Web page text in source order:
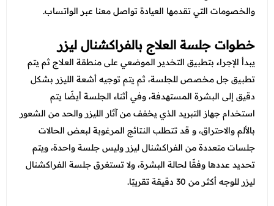
والخصومات التي تقدمها العيادة تواصل معنا عبر الواتساب.
خطوات جلسة العلاج بالفراكشنال ليزر
يبدأ الإجراء بتطبيق التخدير الموضعي على منطقة العلاج ثم يتم
تطبيق جل مخصص للجلسة، ثم يتم توجيه أشعة الليزر بشكل
دقيق إلى البشرة المستهدفة، وفي أثناء الجلسة أيضًا يتم
استخدام جهاز التبريد الذي يخفف من آثار الليزر والحد من الشعور
بالألم والاحتراق، و قد تتطلب النتائج المرغوبة لبعض الحالات
جلسات متعددة من الفراكشنال ليزر وليس جلسة واحدة، ويتم
تحديد عددها وفقًا لحالة البشرة، ولا تستغرق جلسة الفراكشنال
ليزر للوجه أكثر من 30 دقيقة تقريبًا.